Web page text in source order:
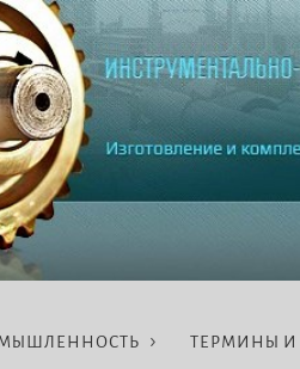
ТЕРМИНЫ И